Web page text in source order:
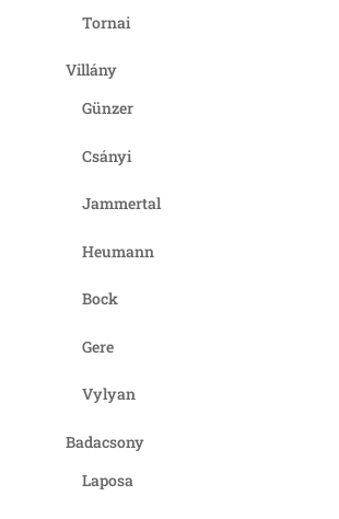
Tornai
Villány
Günzer
Csányi
Jammertal
Heumann
Bock
Gere
Vylyan
Badacsony
Laposa